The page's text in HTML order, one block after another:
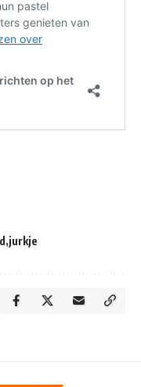
jurkje